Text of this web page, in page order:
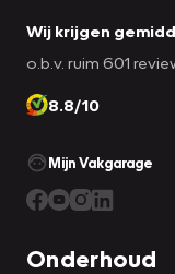
Wij krijgen
o.b.v. ruim 601
8.8/10
Mijn Vakgarage
Onderhoud